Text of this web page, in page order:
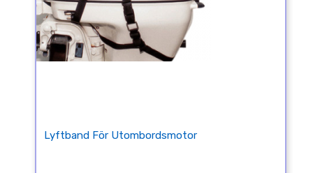
Lyftband För Utombordsmotor